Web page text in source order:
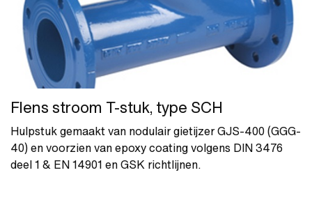
Flens stroom T-stuk, type SCH
Hulpstuk gemaakt van nodulair gietijzer GJS-400 (GGG-
40) en voorzien van epoxy coating volgens DIN 3476
deel 1 & EN 14901 en GSK richtlijnen.